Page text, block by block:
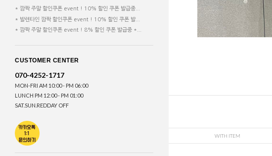
* 깜짝 주말 할인쿠폰 event ! 10% 할인 쿠폰 발급중...
* 발렌타인 깜짝 할인쿠폰 event ! 10% 할인 쿠폰 발...
* 깜짝 주말 할인쿠폰 event ! 8% 할인 쿠폰 발급중 *...
CUSTOMER CENTER
070-4252-1717
MON-FRI AM 10:00 - PM 06:00
LUNCH PM 12:00 - PM 01:00
SAT.SUN.REDDAY OFF
WITH ITEM